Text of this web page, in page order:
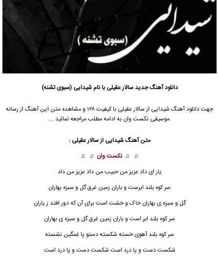
دانلود آهنگ جدیدسالار عقیلی با نام شیدایی (سبوی تشنه)
جهت دانلود آهنگ شیدایی از سالار عقیلی با کیفیت ۱۲۸ و مشاهده متن این آهنگ از رسانه
موسیقی نکست وان به ادامه مطلب مراجعه نمائید …
متن آهنگشیدایی از سالار عقیلی :
♫ ♫ نکست وان ♫ ♫
یار ای داد عزیز من حبیب من داد عزیز من داد
سر کوه بلند ابرست و باران زمین غرق گل و سبزه بهاران
گل و سبزه ی بهاران خاک و خشت است برای آن که دور افتد ز یاران
سر کوه بلند ابر است و باران زمین غرق گل و سبزه ی بهاران
سر کوه بلند آهوی خسته شکسته دستو پا غمگین نشسته
شکست دست و پا درد است شکست دست و پا درد است